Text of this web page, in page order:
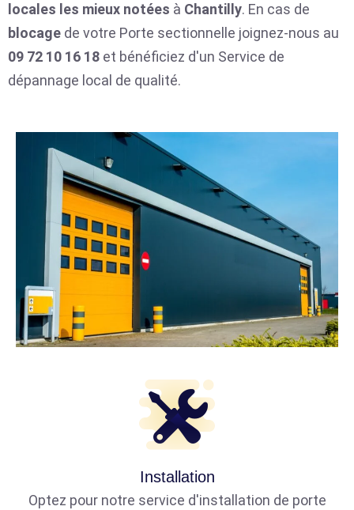
locales les mieux notées à Chantilly. En cas de
blocage de votre Porte sectionnelle joignez-nous au
09 72 10 16 18 et bénéficiez d'un Service de
dépannage local de qualité.
Installation
Optez pour notre service d'installation de porte